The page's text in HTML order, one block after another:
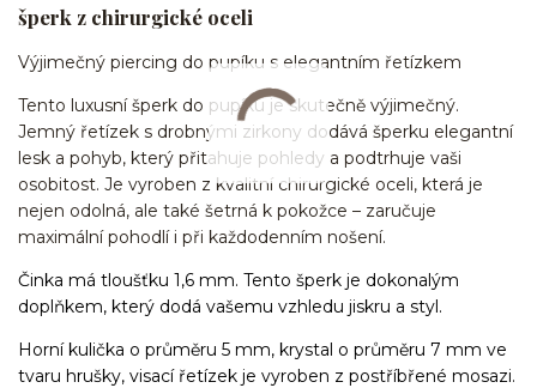
šperk z chirurgické oceli
Výjimečný piercing do pupíku s elegantním řetízkem
Tento luxusní šperk do pupíku je skutečně výjimečný.
Jemný řetízek s drobnými zirkony dodává šperku elegantní
lesk a pohyb, který přitahuje pohledy a podtrhuje vaši
osobitost. Je vyroben z kvalitní chirurgické oceli, která je
nejen odolná, ale také šetrná k pokožce – zaručuje
maximální pohodlí i při každodenním nošení.
Činka má tloušťku 1,6 mm. Tento šperk je dokonalým
doplňkem, který dodá vašemu vzhledu jiskru a styl.
Horní kulička o průměru 5 mm, krystal o průměru 7 mm ve
tvaru hrušky, visací řetízek je vyroben z postříbřené mosazi.